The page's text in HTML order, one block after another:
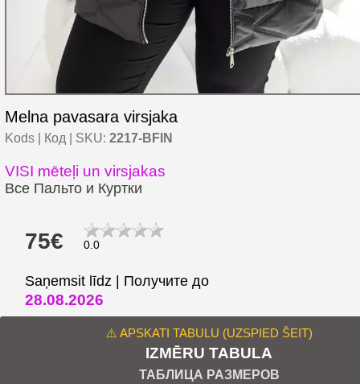
Melna pavasara virsjaka
Kods | Код | SKU: 2217-BFIN
VISI mēteļi un virsjakas
Все Пальто и Куртки
75€ 0.0
Saņemsit līdz | Получите до
28.08.2026
⚠️ APSKATI TABULU (UZSPIED ŠEIT)
IZMĒRU TABULA
ТАБЛИЦА РАЗМЕРОВ